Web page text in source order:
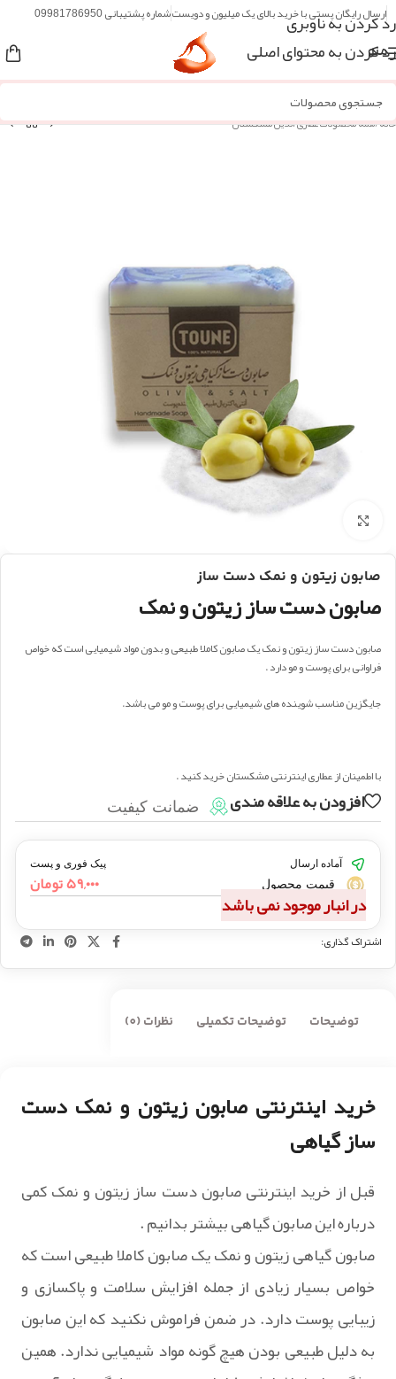
رد کردن به ناوبری
رد کردن به محتوای اصلی
ارسال رایگان پستی با خرید بالای یک میلیون و دویستشماره پشتیبانی 09981786950
منو
خانه/همه محصولات عطاری آنلاین مُشکستان
بزرگنمایی تصویر
صابون زیتون و نمک دست ساز
صابون دست ساز زیتون و نمک
صابون دست ساز زیتون و نمک یک صابون کاملا طبیعی و بدون مواد شیمیایی است که خواص
فراوانی برای پوست و مو دارد .
جایگزین مناسب شوینده های شیمیایی برای پوست و مو می باشد.
با اطمینان از عطاری اینترنتی مشکستان خرید کنید .
افزودن به علاقه مندی ضمانت کیفیت
آماده ارسال پیک فوری و پست
قیمت محصول ۵۹,۰۰۰تومان
در انبار موجود نمی باشد
اشتراک گذاری:
توضیحات توضیحات تکمیلی نظرات (0)
خرید اینترنتی صابون زیتون و نمک دست
ساز گیاهی
قبل از خرید اینترنتی صابون دست ساز زیتون و نمک کمی
درباره این صابون گیاهی بیشتر بدانیم .
صابون گیاهی زیتون و نمک یک صابون کاملا طبیعی است که
خواص بسیار زیادی از جمله افزایش سلامت و پاکسازی و
زیبایی پوست دارد. در ضمن فراموش نکنید که این صابون
به دلیل طبیعی بودن هیچ گونه مواد شیمیایی ندارد. همین